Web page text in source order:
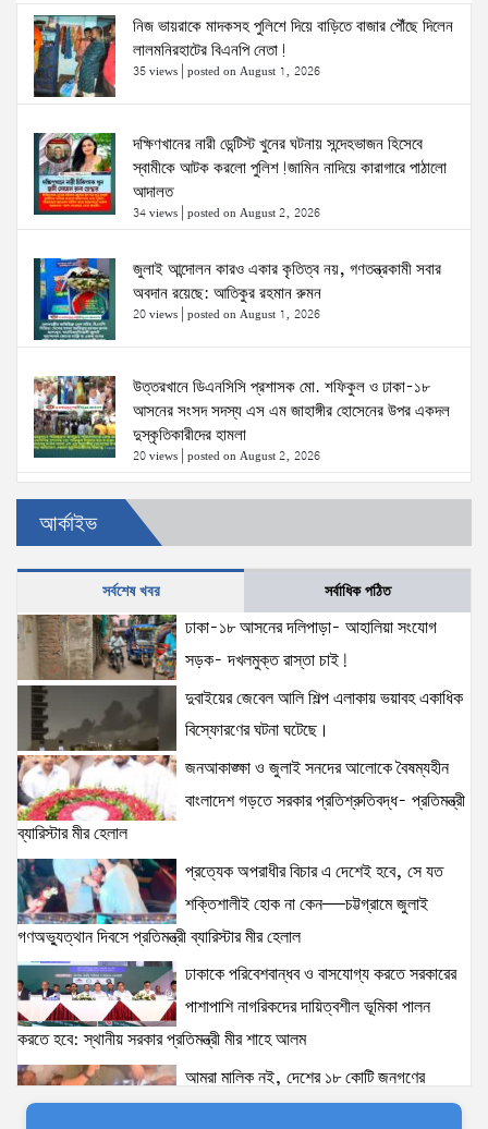
নিজ ভায়রাকে মাদকসহ পুলিশে দিয়ে বাড়িতে বাজার পৌঁছে দিলেন
লালমনিরহাটের বিএনপি নেতা!
35 views posted on August 1, 2026
দক্ষিণখানের নারী ডেন্টিস্ট খুনের ঘটনায় সন্দেহভাজন হিসেবে
স্বামীকে আটক করলো পুলিশ!জামিন নাদিয়ে কারাগারে পাঠালো
আদালত
34 views posted on August 2, 2026
জুলাই আন্দোলন কারও একার কৃতিত্ব নয়, গণতন্ত্রকামী সবার
অবদান রয়েছে: আতিকুর রহমান রুমন
20 views posted on August 1, 2026
উত্তরখানে ডিএনসিসি প্রশাসক মো. শফিকুল ও ঢাকা-১৮
আসনের সংসদ সদস্য এস এম জাহাঙ্গীর হোসেনের উপর একদল
দুস্কৃতিকারীদের হামলা
20 views posted on August 2, 2026
৫ আগস্টের স্মরণসভা সফল করতে প্রস্তুতি সভা অনুষ্ঠিত
18 views
দক্ষিণখানে সেই নারী চিকিৎসককে খুনের মামলায় গ্রেপ্তার তার
স্বামী সোহেল রানার দুই দিনের রিমান্ড আদালত
16 views posted on August 3, 2026
প্রধানমন্ত্রীর সঙ্গে মার্কিন বিশেষ দূতের বৈঠক: তারেক রহমানের
নেতৃত্ব ও বাংলাদেশের স্থিতিশীলতায় দৃঢ় আত্মবিশ্বাস
যুক্তরাষ্ট্রের: মাহ্দী আমিন
15 views
ঢাকাকে পরিবেশবান্ধব ও বাসযোগ্য করতে সরকারের পাশাপাশি
নাগরিকদের দায়িত্বশীল ভূমিকা পালন করতে হবে: স্থানীয় সরকার
প্রতিমন্ত্রী মীর শাহে আলম
15 views| posted on August 3, 2026
ঢাকা-১৮ আসনের দলিপাড়া- আহালিয়া সংযোগ সড়ক-
দখলমুক্ত রাস্তা চাই!
14 views|posted on August 6, 2026
আর্কাইভ
সর্বশেষ খবর সর্বাধিক পঠিত
ঢাকা-১৮ আসনের দলিপাড়া- আহালিয়া সংযোগ
সড়ক- দখলমুক্ত রাস্তা চাই!
দুবাইয়ের জেবেল আলি শিল্প এলাকায় ভয়াবহ একাধিক
বিস্ফোরণের ঘটনা ঘটেছে।
জনআকাঙ্ক্ষা ও জুলাই সনদের আলোকে বৈষম্যহীন
বাংলাদেশ গড়তে সরকার প্রতিশ্রুতিবদ্ধ- প্রতিমন্ত্রী
ব্যারিস্টার মীর হেলাল
প্রত্যেক অপরাধীর বিচার এ দেশেই হবে, সে যত
শক্তিশালীই হোক না কেন—চট্টগ্রামে জুলাই
গণঅভ্যুত্থান দিবসে প্রতিমন্ত্রী ব্যারিস্টার মীর হেলাল
ঢাকাকে পরিবেশবান্ধব ও বাসযোগ্য করতে সরকারের
পাশাপাশি নাগরিকদের দায়িত্বশীল ভূমিকা পালন
করতে হবে: স্থানীয় সরকার প্রতিমন্ত্রী মীর শাহে আলম
আমরা মালিক নই, দেশের ১৮ কোটি জনগণের
সেবক: ভূমি প্রতিমন্ত্রী ব্যারিস্টার মীর হেলাল